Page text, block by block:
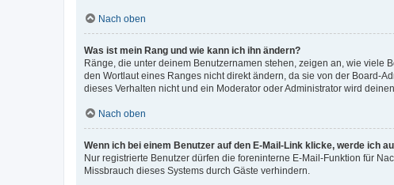
Nach oben
Was ist mein Rang und wie kann ich ihn ändern?
Ränge, die unter deinem Benutzernamen stehen, zeigen an, wie viele
den Wortlaut eines Ranges nicht direkt ändern, da sie von der Board-
dieses Verhalten nicht und ein Moderator oder Administrator wird
Nach oben
Wenn ich bei einem Benutzer auf den E-Mail-Link klicke, werde ich
Nur registrierte Benutzer dürfen die foreninterne E-Mail-Funktion für
Missbrauch dieses Systems durch Gäste verhindern.